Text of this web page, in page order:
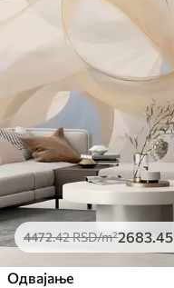
4472.42RSD/m²2683.45
Одвајање